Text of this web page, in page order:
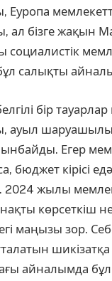
Еуропа
ал бізге жақын
социалистік
салықты
бір
ауыл
Егер
бюджет кірісі
жылы
көрсеткіш
маңызы зор.
айналымда бұл